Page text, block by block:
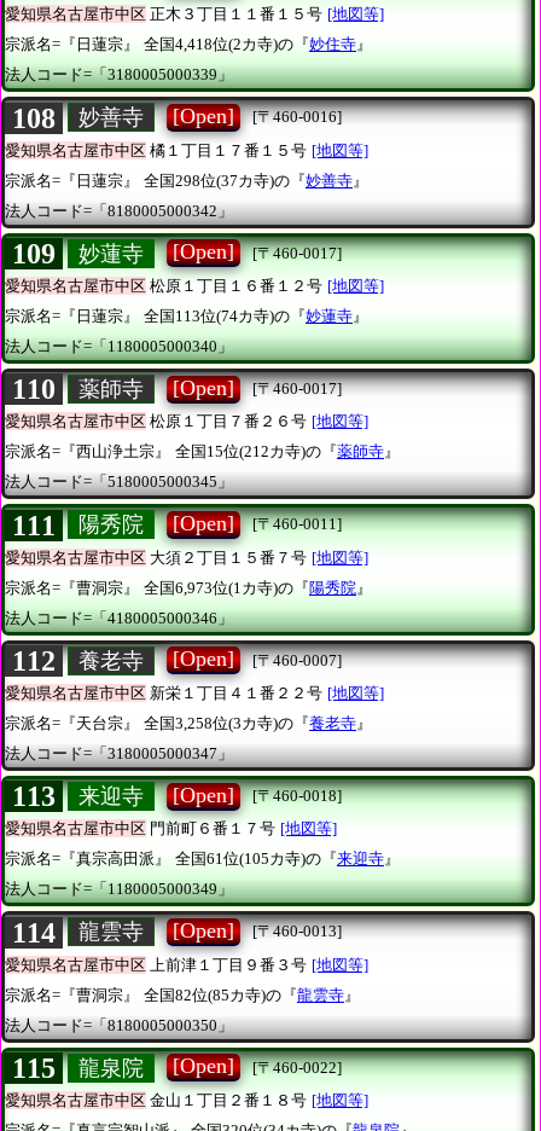
愛知県名古屋市中区 正木３丁目１１番１５号 [地図等]
宗派名=『日蓮宗』
全国4,418位(2カ寺)の『妙住寺』
法人コード=「3180005000339」
108 妙善寺 [Open]
[〒460-0016]
愛知県名古屋市中区 橘１丁目１７番１５号 [地図等]
宗派名=『日蓮宗』
全国298位(37カ寺)の『妙善寺 』
法人コード=「8180005000342」
109 妙蓮寺 [Open]
[〒460-0017]
愛知県名古屋市中区 松原１丁目１６番１２号 [地図等]
宗派名=『日蓮宗』
全国113位(74カ寺)の『妙蓮寺』
法人コード=「1180005000340」
110 薬師寺 [Open]
[〒460-0017]
愛知県名古屋市中区 松原１丁目７番２６号 [地図等]
宗派名=『西山浄土宗』
全国15位(212カ寺)の『薬師寺』
法人コード=「5180005000345」
111 陽秀院 [Open]
[〒460-0011]
愛知県名古屋市中区 大須２丁目１５番７号 [地図等]
宗派名=『曹洞宗』
全国6,973位(1カ寺)の『陽秀院 』
法人コード=「4180005000346」
112 養老寺 [Open]
[〒460-0007]
愛知県名古屋市中区 新栄１丁目４１番２２号 [地図等]
宗派名=『天台宗』
全国3,258位(3カ寺)の『養老寺』
法人コード=「3180005000347」
113 来迎寺 [Open]
[〒460-0018]
愛知県名古屋市中区 門前町６番１７号 [地図等]
宗派名=『真宗高田派』
全国61位(105カ寺)の『来迎寺』
法人コード=「1180005000349」
114 龍雲寺 [Open]
[〒460-0013]
愛知県名古屋市中区 上前津１丁目９番３号 [地図等]
宗派名=『曹洞宗』
全国82位(85カ寺)の『龍雲寺 』
法人コード=「8180005000350」
115 龍泉院 [Open]
[〒460-0022]
愛知県名古屋市中区 金山１丁目２番１８号 [地図等]